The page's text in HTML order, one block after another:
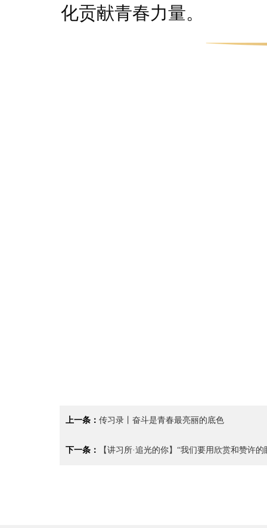
化贡献青春力量。
上一条： 传习录丨奋斗是青春最亮丽的底色
下一条： 【讲习所·追光的你】“我们要用欣赏和赞许